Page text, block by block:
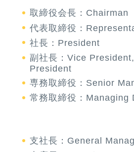
取締役会長：Chairman
代表取締役：
社長：President
副社長：Vice
President
専務取締役：Senior
常務取締役：Managing
支社長：General